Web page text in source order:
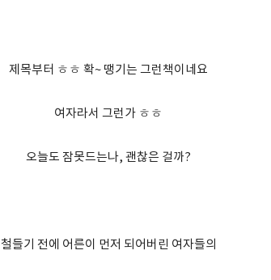
제목부터 ㅎㅎ 확~ 땡기는 그런책이네요
여자라서 그런가 ㅎㅎ
오늘도 잠못드는나, 괜찮은 걸까?
철들기 전에 어른이 먼저 되어버린 여자들의